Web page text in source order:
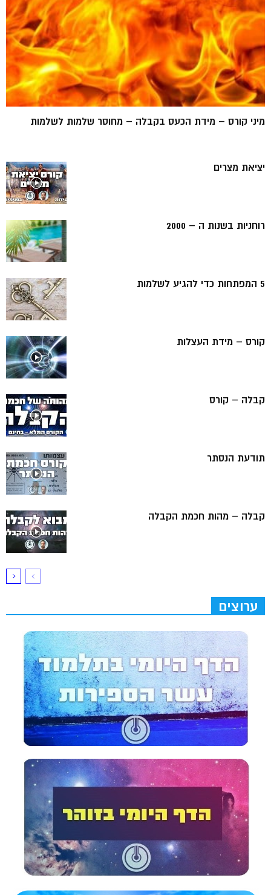
מיני קורס – מידת הכעס בקבלה – מחוסר שלמות לשלמות
יציאת מצרים
רוחניות בשנות ה – 2000
5 המפתחות כדי להגיע לשלמות
קורס – מידת העצלות
קבלה – קורס
תודעת הנסתר
קבלה – מהות חכמת הקבלה
ערוצים